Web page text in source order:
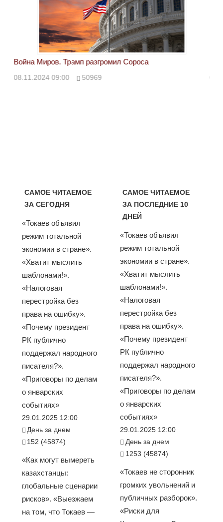
Война Миров. Трамп разгромил Сороса
08.11.2024 09:00 50969
САМОЕ ЧИТАЕМОЕ
ЗА СЕГОДНЯ
«Токаев объявил
режим тотальной
экономии в стране».
«Хватит мыслить
шаблонами!».
«Налоговая
перестройка без
права на ошибку».
«Почему президент
РК публично
поддержал народного
писателя?».
«Приговоры по делам
о январских
событиях»
29.01.2025 12:00
День за днем
152 (45874)
«Как могут вымереть
казахстанцы:
глобальные сценарии
рисков». «Выезжаем
на том, что Токаев —
САМОЕ ЧИТАЕМОЕ
ЗА ПОСЛЕДНИЕ 10
ДНЕЙ
«Токаев объявил
режим тотальной
экономии в стране».
«Хватит мыслить
шаблонами!».
«Налоговая
перестройка без
права на ошибку».
«Почему президент
РК публично
поддержал народного
писателя?».
«Приговоры по делам
о январских
событиях»
29.01.2025 12:00
День за днем
1253 (45874)
«Токаев не сторонник
громких увольнений и
публичных разборок».
«Риски для